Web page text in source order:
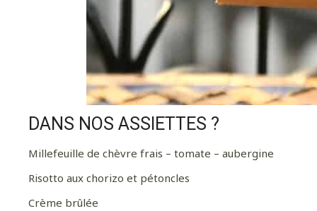
DANS NOS ASSIETTES ?
Millefeuille de chèvre frais – tomate – aubergine
Risotto aux chorizo et pétoncles
Crème brûlée